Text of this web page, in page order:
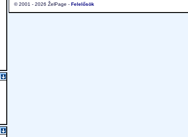
© 2001 - 2026 ŽelPage - Felelősök